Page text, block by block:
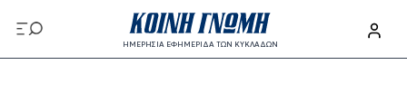
Παράκαμψη προς το κυρίως περιεχόμενο
ΗΜΕΡΗΣΙΑ ΕΦΗΜΕΡΙΔΑ ΤΩΝ ΚΥΚΛΑΔΩΝ